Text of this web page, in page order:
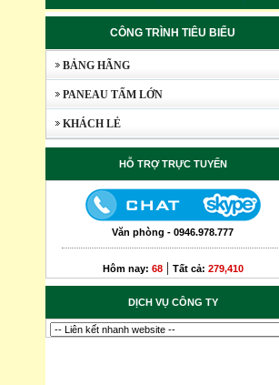
CÔNG TRÌNH TIÊU BIỂU
BẢNG HÃNG
PANEAU TẤM LỚN
KHÁCH LẺ
HỖ TRỢ TRỰC TUYẾN
Văn phòng - 0946.978.777
Hôm nay: 68| Tất cả: 279,410
DỊCH VỤ CÔNG TY